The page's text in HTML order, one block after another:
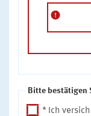
error
Bitte bestätigen
* Ich